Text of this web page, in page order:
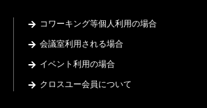
コワーキング等個人利用の場合
会議室利用される場合
イベント利用の場合
クロスユー会員について